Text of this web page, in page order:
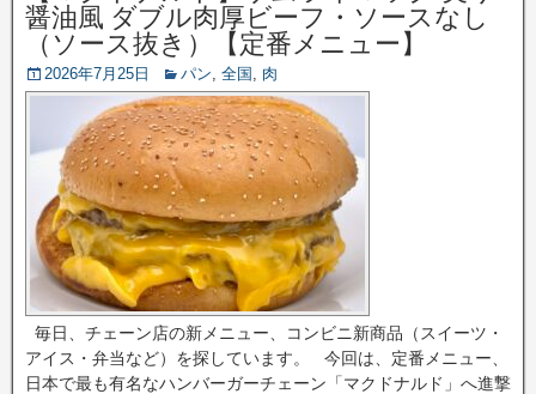
醤油風 ダブル肉厚ビーフ・ソースなし
（ソース抜き）【定番メニュー】
2026年7月25日 パン, 全国 , 肉
毎日、チェーン店の新メニュー、コンビニ新商品（スイーツ・
アイス・弁当など）を探しています。 今回は、定番メニュー、
日本で最も有名なハンバーガーチェーン「マクドナルド」へ進撃